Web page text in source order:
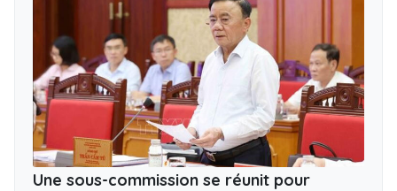
Une sous-commission se réunit pour